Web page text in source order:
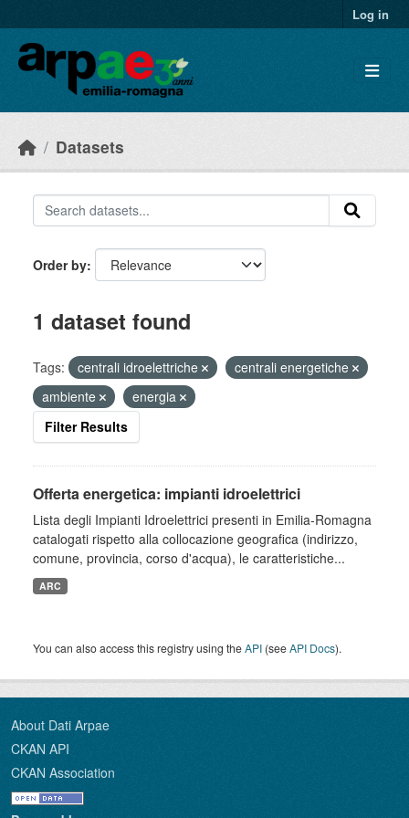
Log in
Datasets
Order by
1 dataset found
Tags: centrali idroelettriche
centrali energetiche
ambiente
energia
Filter Results
Offerta energetica: impianti idroelettrici
Lista degli Impianti Idroelettrici presenti in Emilia-Romagna
catalogati rispetto alla collocazione geografica (indirizzo,
comune, provincia, corso d'acqua), le caratteristiche...
ARC
You can also access this registry using theAPI (seeAPI Docs).
About Dati Arpae
CKAN API
CKAN Association